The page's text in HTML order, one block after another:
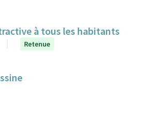
à tous les habitants
Retenue